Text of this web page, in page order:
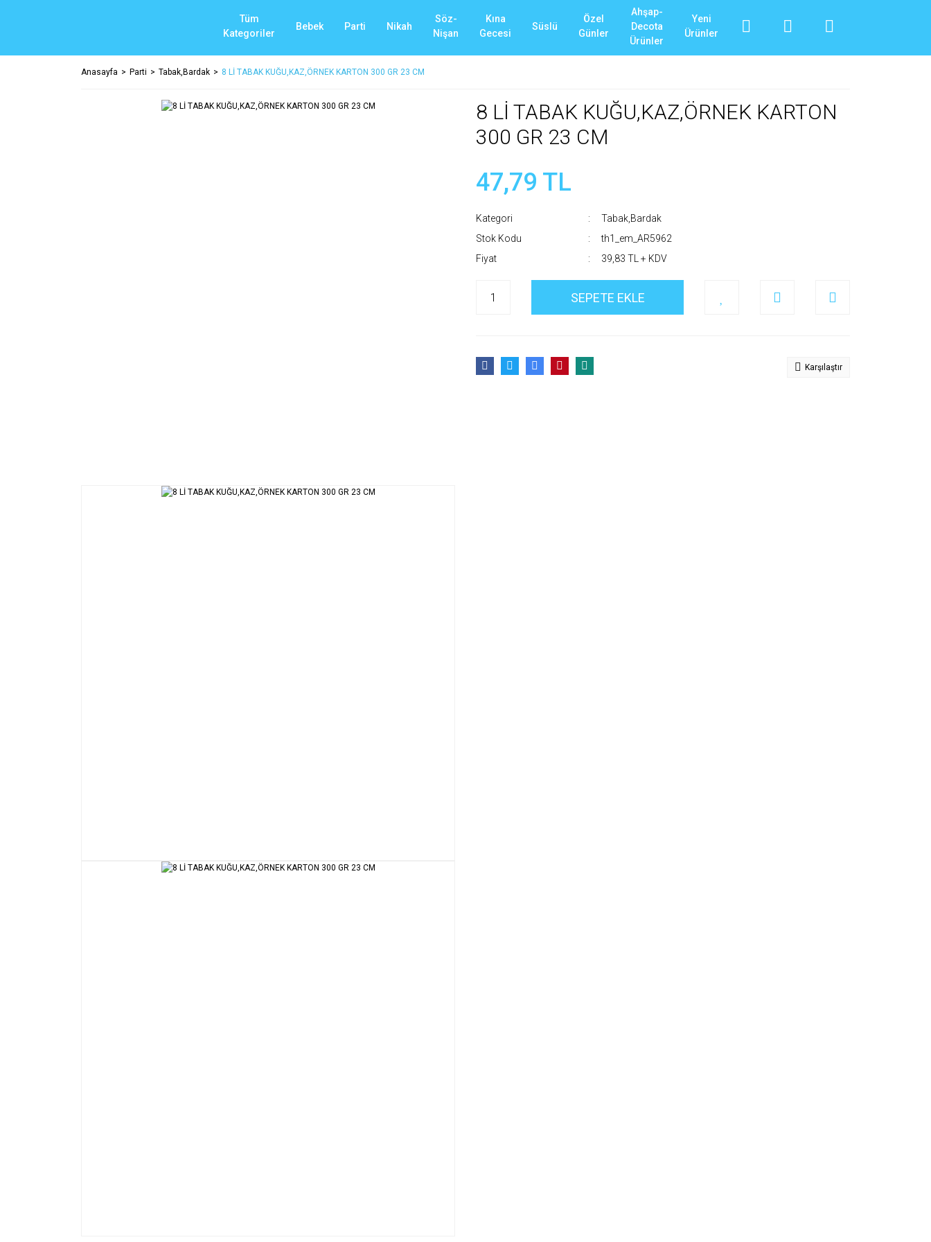
Tüm
Kategoriler
Bebek Parti Nikah
Söz-
Nişan
Kına
Gecesi
Süslü
Özel
Günler
Ahşap-
Decota
Ürünler
Yeni
Ürünler
Anasayfa Parti Tabak,Bardak 8 Lİ TABAK KUĞU,KAZ,ÖRNEK KARTON 300 GR 23 CM
8 Lİ TABAK KUĞU,KAZ,ÖRNEK KARTON
300 GR 23 CM
47,79 TL
Kategori
Tabak,Bardak
Stok Kodu
th1_em_AR5962
Fiyat
39,83 TL + KDV
SEPETE EKLE
Karşılaştır